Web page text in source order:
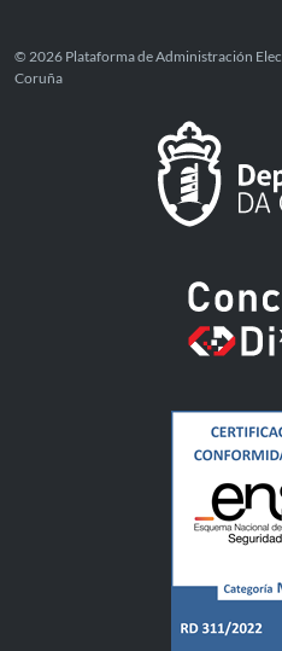
© 2026 Plataforma de Administración
Coruña